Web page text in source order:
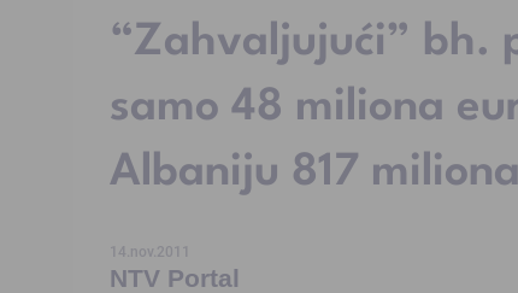
“Zahvaljujući” bh.
samo 48 miliona
Albaniju 817
14.nov.2011
NTV Portal